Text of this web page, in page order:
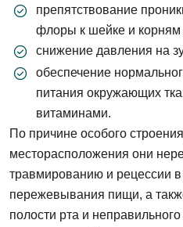
препятствование
флоры к шейке и корням
снижение давления на
обеспечение
питания окружающих
витаминами.
По причине особого
месторасположения они
травмированию и рецессии в
пережевывания пищи, а
полости рта и